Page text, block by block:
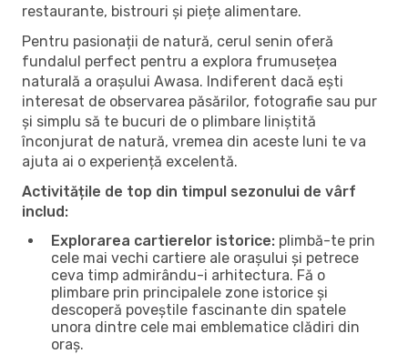
restaurante, bistrouri și piețe alimentare.
Pentru pasionații de natură, cerul senin oferă
fundalul perfect pentru a explora frumusețea
naturală a orașului Awasa. Indiferent dacă ești
interesat de observarea păsărilor, fotografie sau pur
și simplu să te bucuri de o plimbare liniștită
înconjurat de natură, vremea din aceste luni te va
ajuta ai o experiență excelentă.
Activitățile de top din timpul sezonului de vârf
includ:
Explorarea cartierelor istorice: plimbă-te prin
cele mai vechi cartiere ale orașului și petrece
ceva timp admirându-i arhitectura. Fă o
plimbare prin principalele zone istorice și
descoperă poveștile fascinante din spatele
unora dintre cele mai emblematice clădiri din
oraș.